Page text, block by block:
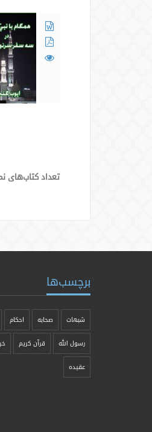
تعداد کتاب‌های
برچسب‌ها
شبهات صحابه احکام
رسول الله قرآن کریم
عقیده